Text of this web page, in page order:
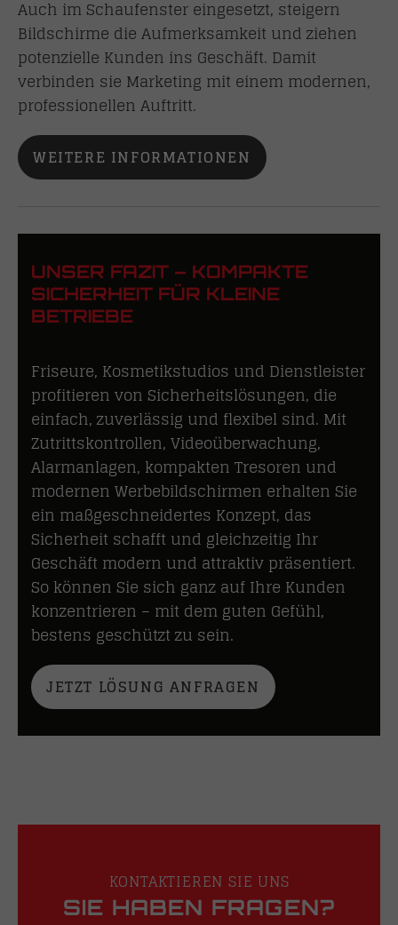
Auch im Schaufenster eingesetzt, steigern
Bildschirme die Aufmerksamkeit und ziehen
potenzielle Kunden ins Geschäft. Damit
verbinden sie Marketing mit einem modernen,
professionellen Auftritt.
WEITERE INFORMATIONEN
UNSER FAZIT – KOMPAKTE
SICHERHEIT FÜR KLEINE
BETRIEBE
Friseure, Kosmetikstudios und Dienstleister
profitieren von Sicherheitslösungen, die
einfach, zuverlässig und flexibel sind. Mit
Zutrittskontrollen, Videoüberwachung,
Alarmanlagen, kompakten Tresoren und
modernen Werbebildschirmen erhalten Sie
ein maßgeschneidertes Konzept, das
Sicherheit schafft und gleichzeitig Ihr
Geschäft modern und attraktiv präsentiert.
So können Sie sich ganz auf Ihre Kunden
konzentrieren – mit dem guten Gefühl,
bestens geschützt zu sein.
JETZT LÖSUNG ANFRAGEN
KONTAKTIEREN SIE UNS
SIE HABEN FRAGEN?